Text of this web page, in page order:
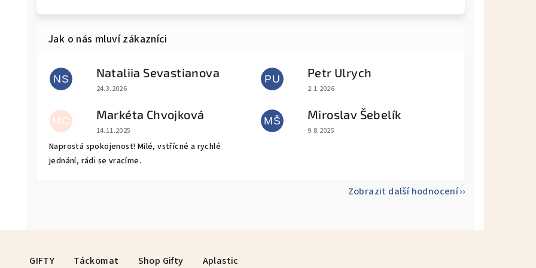
NS Nataliia Sevastianova
Hodnocení obchodu je 5 z 5 hvězdiček.
24.3.2026
PU Petr Ulrych
Hodnocení obchodu je 5 z 5 hvězdiček.
2.1.2026
MC Markéta Chvojková
Hodnocení obchodu je 5 z 5 hvězdiček.
14.11.2025
Naprostá spokojenost! Milé, vstřícné a rychlé
jednání, rádi se vracíme.
MŠ Miroslav Šebelík
Hodnocení obchodu je 5 z 5 hvězdiček.
9.8.2025
Zobrazit další hodnocení
GIFTY Táckomat Shop Gifty Aplastic